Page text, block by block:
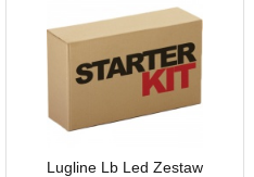
Lugline Lb Led Zestaw